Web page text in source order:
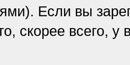
Если вы
скорее всего,